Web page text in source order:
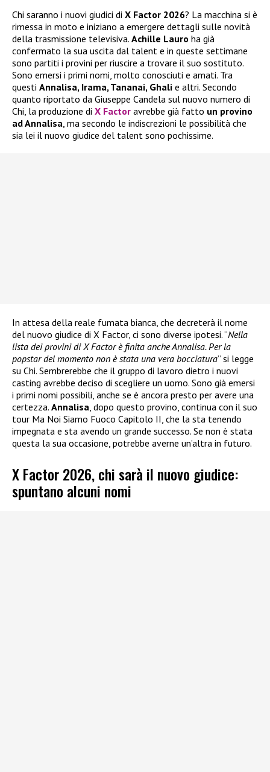
Chi saranno i nuovi giudici di X Factor 2026? La macchina si è
rimessa in moto e iniziano a emergere dettagli sulle novità
della trasmissione televisiva. Achille Lauro ha già
confermato la sua uscita dal talent e in queste settimane
sono partiti i provini per riuscire a trovare il suo sostituto.
Sono emersi i primi nomi, molto conosciuti e amati. Tra
questi Annalisa, Irama, Tananai, Ghali e altri. Secondo
quanto riportato da Giuseppe Candela sul nuovo numero di
Chi, la produzione di X Factor avrebbe già fatto un provino
ad Annalisa, ma secondo le indiscrezioni le possibilità che
sia lei il nuovo giudice del talent sono pochissime.
In attesa della reale fumata bianca, che decreterà il nome
del nuovo giudice di X Factor, ci sono diverse ipotesi. “Nella
lista dei provini di X Factor è finita anche Annalisa. Per la
popstar del momento non è stata una vera bocciatura” si legge
su Chi. Sembrerebbe che il gruppo di lavoro dietro i nuovi
casting avrebbe deciso di scegliere un uomo. Sono già emersi
i primi nomi possibili, anche se è ancora presto per avere una
certezza. Annalisa, dopo questo provino, continua con il suo
tour Ma Noi Siamo Fuoco Capitolo II, che la sta tenendo
impegnata e sta avendo un grande successo. Se non è stata
questa la sua occasione, potrebbe averne un’altra in futuro.
X Factor 2026, chi sarà il nuovo giudice:
spuntano alcuni nomi